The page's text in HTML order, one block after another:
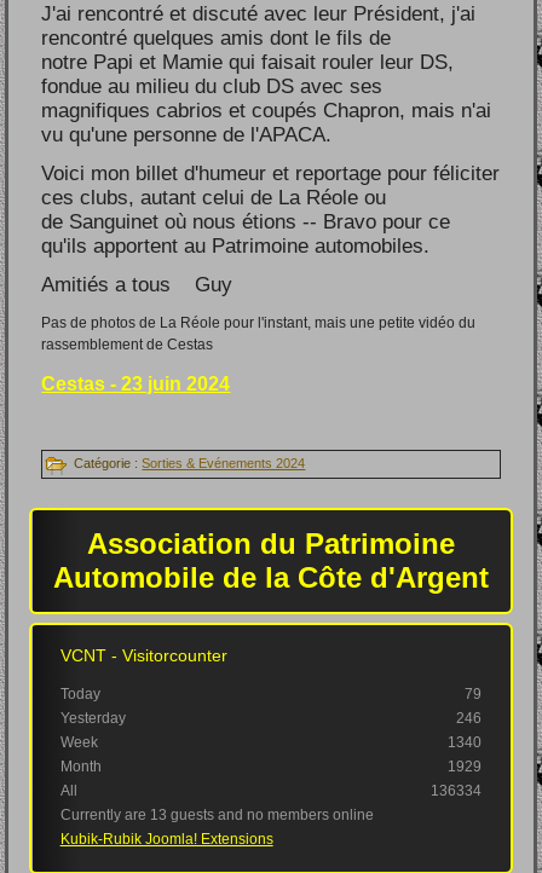
J'ai rencontré et discuté avec leur Président, j'ai
rencontré quelques amis dont le fils de
notre Papi et Mamie qui faisait rouler leur DS,
fondue au milieu du club DS avec ses
magnifiques cabrios et coupés Chapron, mais n'ai
vu qu'une personne de l'APACA.
Voici mon billet d'humeur et reportage pour féliciter
ces clubs, autant celui de La Réole ou
de Sanguinet où nous étions -- Bravo pour ce
qu'ils apportent au Patrimoine automobiles.
Amitiés a tous Guy
Pas de photos de La Réole pour l'instant, mais une petite vidéo du
rassemblement de Cestas
Cestas - 23 juin 2024
Catégorie :Sorties & Evénements 2024
Association du Patrimoine
Automobile de la Côte d'Argent
VCNT - Visitorcounter
Today
79
Yesterday
246
Week
1340
Month
1929
All
136334
Currently are 13 guests and no members online
Kubik-Rubik Joomla! Extensions